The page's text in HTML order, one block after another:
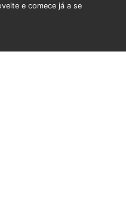
e comece já a se